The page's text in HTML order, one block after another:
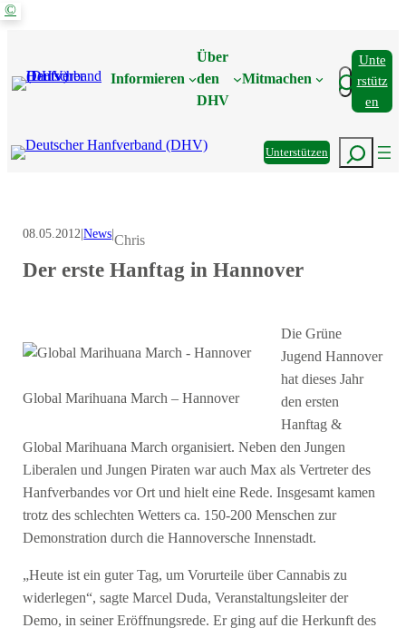
Zum
Informieren
Über
den
DHV
Mitmachen Suchen
Unte
Rstütz
En
UnterstützenSuchen
©
08.05.2012|News|Chris
Der erste Hanftag in Hannover
Global Marihuana March – Hannover
Die Grüne
Jugend Hannover
hat dieses Jahr
den ersten
Hanftag &
Global Marihuana March organisiert. Neben den Jungen
Liberalen und Jungen Piraten war auch Max als Vertreter des
Hanfverbandes vor Ort und hielt eine Rede. Insgesamt kamen
trotz des schlechten Wetters ca. 150-200 Menschen zur
Demonstration durch die Hannoversche Innenstadt.
„Heute ist ein guter Tag, um Vorurteile über Cannabis zu
widerlegen“, sagte Marcel Duda, Veranstaltungsleiter der
Demo, in seiner Eröffnungsrede. Er ging auf die Herkunft des